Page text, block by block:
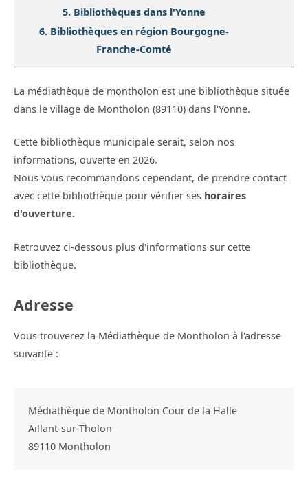
5. Bibliothèques dans l'Yonne
6. Bibliothèques en région Bourgogne-
Franche-Comté
La médiathèque de montholon est une bibliothèque située
dans le village de Montholon (89110) dans l'Yonne.
Cette bibliothèque municipale serait, selon nos
informations, ouverte en 2026.
Nous vous recommandons cependant, de prendre contact
avec cette bibliothèque pour vérifier ses horaires
d'ouverture.
Retrouvez ci-dessous plus d'informations sur cette
bibliothèque.
Adresse
Vous trouverez la Médiathèque de Montholon à l'adresse
suivante :
Médiathèque de Montholon Cour de la Halle
Aillant-sur-Tholon
89110 Montholon